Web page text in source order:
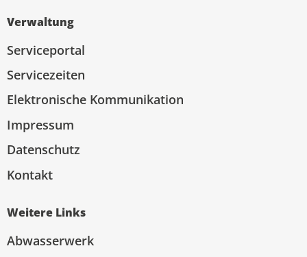
Verwaltung
Serviceportal
Servicezeiten
Elektronische Kommunikation
Impressum
Datenschutz
Kontakt
Weitere Links
Abwasserwerk